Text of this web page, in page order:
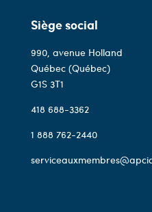
Siège social
990, avenue Holland
Québec (Québec)
G1S 3T1
418 688-3362
1 888 762-2440